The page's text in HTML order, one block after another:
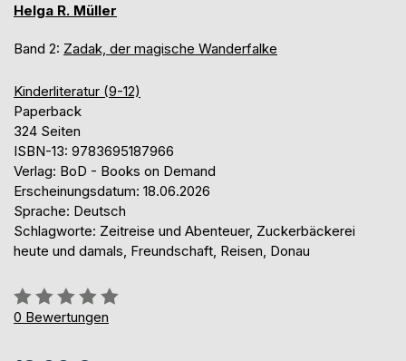
Helga R. Müller
Band 2: Zadak, der magische Wanderfalke
Kinderliteratur (9-12)
Paperback
324 Seiten
ISBN-13: 9783695187966
Verlag: BoD - Books on Demand
Erscheinungsdatum: 18.06.2026
Sprache: Deutsch
Schlagworte: Zeitreise und Abenteuer, Zuckerbäckerei
heute und damals, Freundschaft, Reisen, Donau
Bewertung::
0%
0 Bewertungen